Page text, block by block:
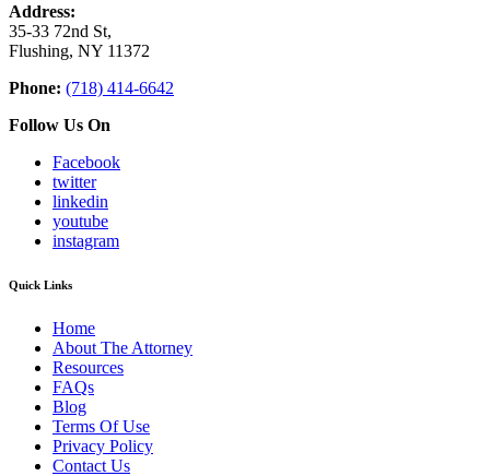
Address:
35-33 72nd St,
Flushing, NY 11372
Phone: (718) 414-6642
Follow Us On
Facebook
twitter
linkedin
youtube
instagram
Quick Links
Home
About The Attorney
Resources
FAQs
Blog
Terms Of Use
Privacy Policy
Contact Us